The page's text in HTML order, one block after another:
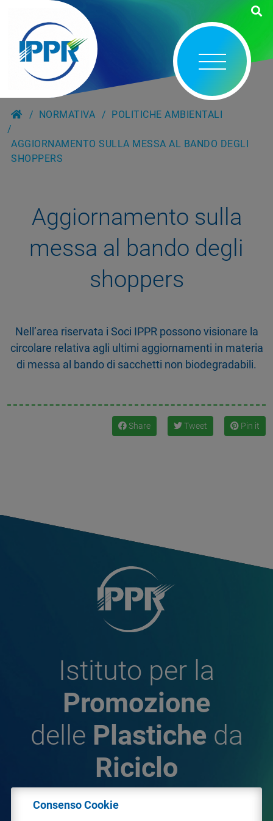
NORMATIVA POLITICHE AMBIENTALI
AGGIORNAMENTO SULLA MESSA AL BANDO DEGLI
SHOPPERS
Aggiornamento sulla
messa al bando degli
shoppers
Nell’area riservata i Soci IPPR possono visionare la
circolare relativa agli ultimi aggiornamenti in materia
di messa al bando di sacchetti non biodegradabili.
Share Tweet Pin it
Istituto per la
Promozione
delle Plastiche da
Riciclo
Consenso Cookie